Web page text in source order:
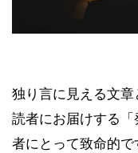
独り言に見える文
読者にお届けする
者にとって致命的で